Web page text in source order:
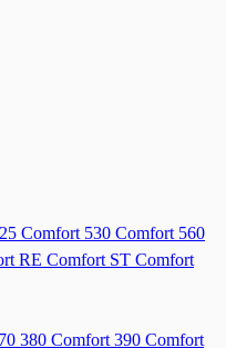
Comfort 530 Comfort 560
RE Comfort ST Comfort
380 Comfort 390 Comfort